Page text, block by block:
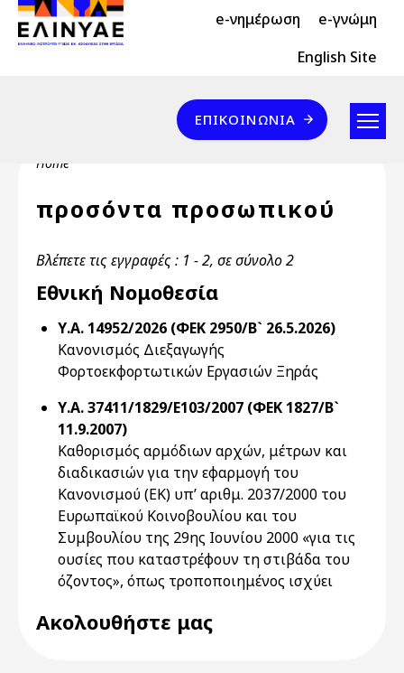
Skip to main content
Header Top 2 e-νημέρωση e-γνώμη
Header Top English Site
Επικοινωνία
ΕΠΙΚΟΙΝΩΝΊΑ
Breadcrumb
Home
προσόντα προσωπικού
Βλέπετε τις εγγραφές : 1 - 2, σε σύνολο 2
Εθνική Νομοθεσία
Υ.Α. 14952/2026 (ΦΕΚ 2950/Β` 26.5.2026)
Κανονισμός Διεξαγωγής
Φορτοεκφορτωτικών Εργασιών Ξηράς
Υ.Α. 37411/1829/Ε103/2007 (ΦΕΚ 1827/Β`
11.9.2007)
Καθορισμός αρμόδιων αρχών, μέτρων και
διαδικασιών για την εφαρμογή του
Κανονισμού (ΕΚ) υπ’ αριθμ. 2037/2000 του
Ευρωπαϊκού Κοινοβουλίου και του
Συμβουλίου της 29ης Ιουνίου 2000 «για τις
ουσίες που καταστρέφουν τη στιβάδα του
όζοντος», όπως τροποποιημένος ισχύει
Ακολουθήστε μας